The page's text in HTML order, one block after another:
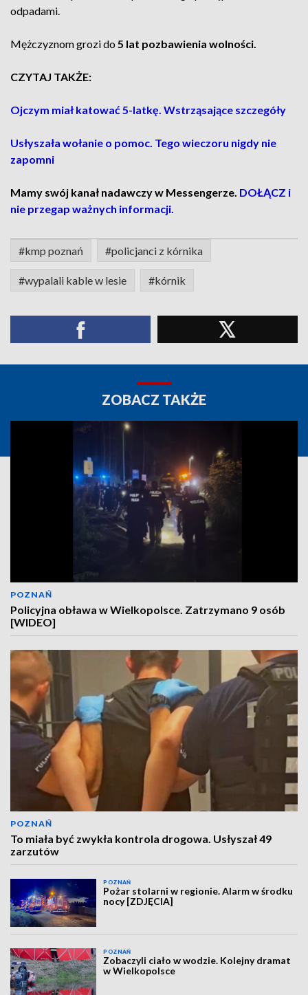
odpadami.
Mężczyznom grozi do 5 lat pozbawienia wolności.
CZYTAJ TAKŻE:
Ojczym miał katować 5-latkę. Wstrząsające szczegóły
Usłyszała wołanie o pomoc. Tego wieczoru nigdy nie
zapomni
Mamy swój kanał nadawczy w Messengerze. DOŁĄCZ i
nie przegap ważnych informacji.
#kmp poznań #policjanci z kórnika
#wypalali kable w lesie #kórnik
ZOBACZ TAKŻE
POZNAŃ
Policyjna obława w Wielkopolsce. Zatrzymano 9 osób
[WIDEO]
POZNAŃ
To miała być zwykła kontrola drogowa. Usłyszał 49
zarzutów
POZNAŃ
Pożar stolarni w regionie. Alarm w środku
nocy [ZDJĘCIA]
POZNAŃ
Zobaczyli ciało w wodzie. Kolejny dramat
w Wielkopolsce